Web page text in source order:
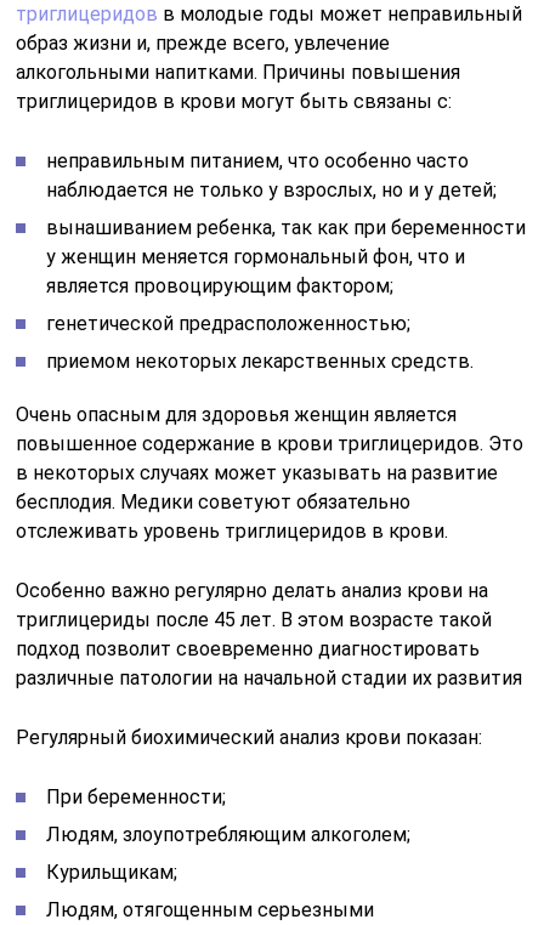
триглицеридов в молодые годы может неправильный
образ жизни и, прежде всего, увлечение
алкогольными напитками. Причины повышения
триглицеридов в крови могут быть связаны с:
неправильным питанием, что особенно часто
наблюдается не только у взрослых, но и у детей;
вынашиванием ребенка, так как при беременности
у женщин меняется гормональный фон, что и
является провоцирующим фактором;
генетической предрасположенностью;
приемом некоторых лекарственных средств.
Очень опасным для здоровья женщин является
повышенное содержание в крови триглицеридов. Это
в некоторых случаях может указывать на развитие
бесплодия. Медики советуют обязательно
отслеживать уровень триглицеридов в крови.
Особенно важно регулярно делать анализ крови на
триглицериды после 45 лет. В этом возрасте такой
подход позволит своевременно диагностировать
различные патологии на начальной стадии их развития
Регулярный биохимический анализ крови показан:
При беременности;
Людям, злоупотребляющим алкоголем;
Курильщикам;
Людям, отягощенным серьезными